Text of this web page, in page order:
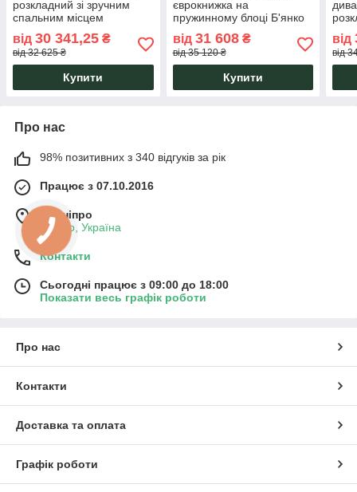
розкладний зі зручним
спальним місцем
розміром 147х195 см Aldo
Алдо Sofyno
від 30 341,25 ₴
від 32 625 ₴
Купити
єврокнижка на
пружинному блоці Б'янко
зі спальним місцем
180*200 Richman
від 31 608₴
від 35 120 ₴
Купити
від
від
Про нас
98% позитивних з 340 відгуків за рік
Працює з 07.10.2016
м. Дніпро
Дніпро, Україна
Контакти
Сьогодні працює з 09:00 до 18:00
Показати весь графік роботи
Про нас
Контакти
Доставка та оплата
Графік роботи